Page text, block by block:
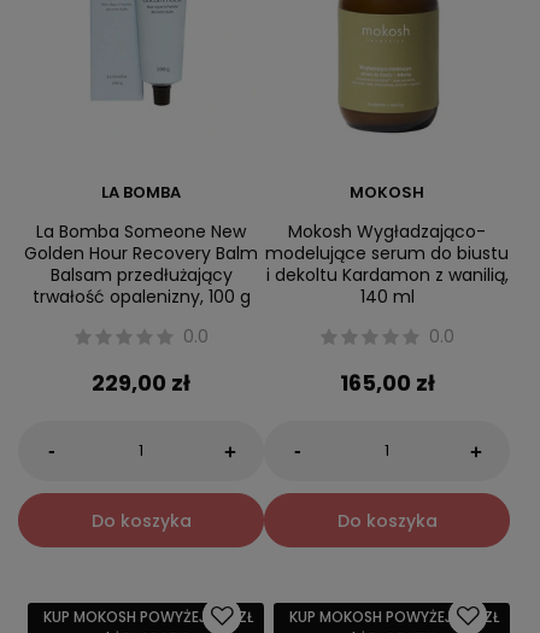
LA BOMBA
La Bomba Someone New
Golden Hour Recovery Balm
Balsam przedłużający
trwałość opalenizny, 100 g
0.0
229,00 zł
- +
Do koszyka
MOKOSH
Mokosh Wygładzająco-
modelujące serum do biustu
i dekoltu Kardamon z wanilią,
140 ml
0.0
165,00 zł
- +
Do koszyka
KUP MOKOSH POWYŻEJ 159 ZŁ
KUP MOKOSH POWYŻEJ 159 ZŁ